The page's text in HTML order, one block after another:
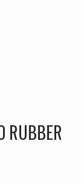
RUBBER